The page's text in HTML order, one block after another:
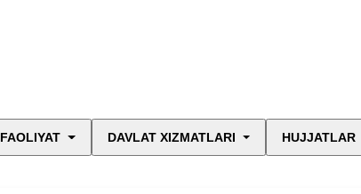
FAOLIYAT DAVLAT XIZMATLARI HUJJATLAR